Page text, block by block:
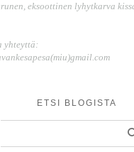
eksoottinen lyhytkarva
yhteyttä:
ETSI BLOGISTA